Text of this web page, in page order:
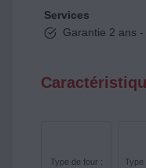
Services
Garantie 2 ans -
Type de four :
Type